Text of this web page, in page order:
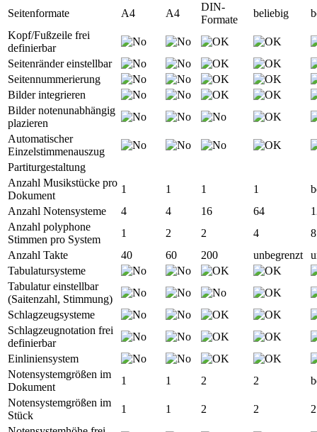
Seitenformate
A4 A4
DIN-
Formate
beliebig
Kopf/Fußzeile frei
definierbar
Seitenränder einstellbar
Seitennummerierung
Bilder integrieren
Bilder notenunabhängig
plazieren
Automatischer
Einzelstimmenauszug
Partiturgestaltung
Anzahl Musikstücke pro
Dokument
1 1 1 1
Anzahl Notensysteme
4 4 16 64
Anzahl polyphone
Stimmen pro System
1 2 2 4
8
Anzahl Takte
40 60 200 unbegrenzt
Tabulatursysteme
Tabulatur einstellbar
(Saitenzahl, Stimmung)
Schlagzeugsysteme
Schlagzeugnotation frei
definierbar
Einliniensystem
Notensystemgrößen im
Dokument
1 1 2 2
Notensystemgrößen im
Stück
1 1 2 2
2